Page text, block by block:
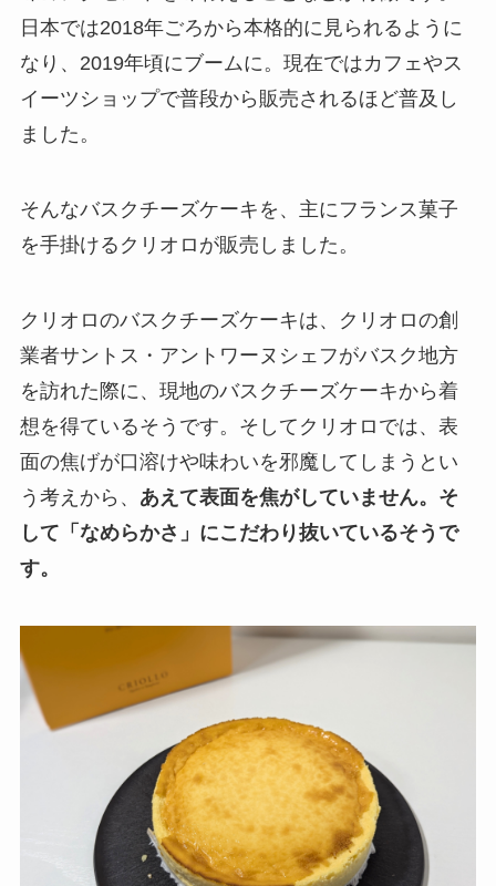
日本では2018年ごろから本格的に見られるように
なり、2019年頃にブームに。現在ではカフェやス
イーツショップで普段から販売されるほど普及し
ました。
そんなバスクチーズケーキを、主にフランス菓子
を手掛けるクリオロが販売しました。
クリオロのバスクチーズケーキは、クリオロの創
業者サントス・アントワーヌシェフがバスク地方
を訪れた際に、現地のバスクチーズケーキから着
想を得ているそうです。そしてクリオロでは、表
面の焦げが口溶けや味わいを邪魔してしまうとい
う考えから、 あえて表面を焦がしていません。そ
して「なめらかさ」にこだわり抜いているそうで
す。